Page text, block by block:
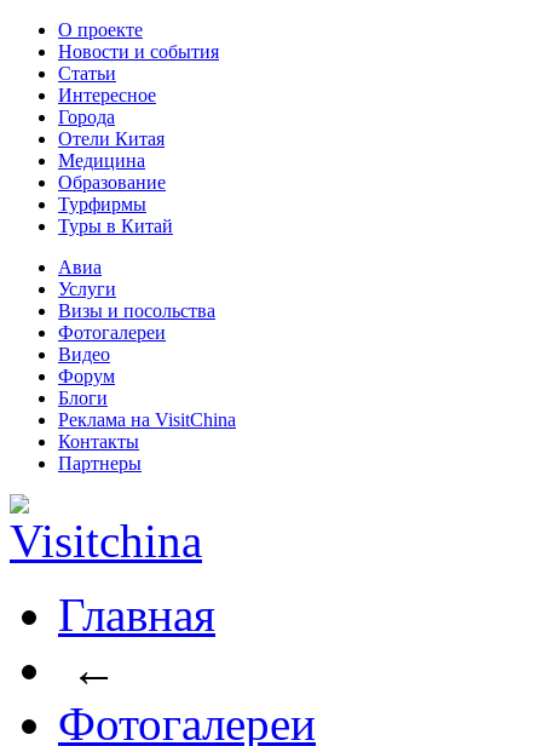
О проекте
Новости и события
Статьи
Интересное
Города
Отели Китая
Медицина
Образование
Турфирмы
Туры в Китай
Авиа
Услуги
Визы и посольства
Фотогалереи
Видео
Форум
Блоги
Реклама на VisitChina
Контакты
Партнеры
Главная
←
Фотогалереи